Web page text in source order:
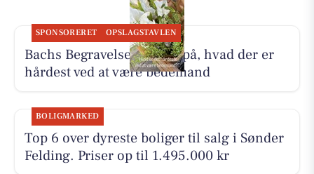
SPONSORERET OPSLAGSTAVLEN
Bachs Begravelser svarer på, hvad der er
hårdest ved at være bedemand
BOLIGMARKED
Top 6 over dyreste boliger til salg i Sønder
Felding. Priser op til 1.495.000 kr